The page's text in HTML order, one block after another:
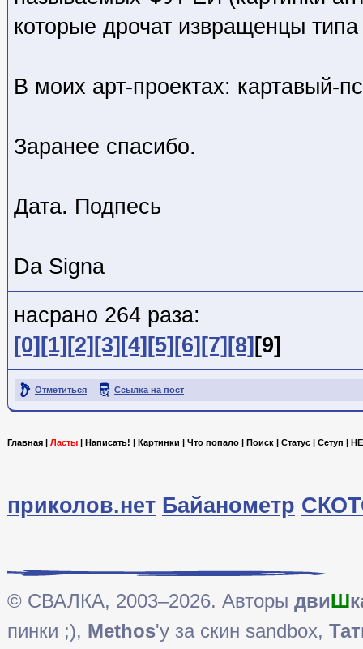
которые дрочат извращенцы
В моих арт-проектах: картавый-
Заранее спасибо.
Дата. Подпесь
Da Signa
насрано 264 раза:
[0] [1] [2] [3] [4] [5] [6] [7] [8] [9]
Отметиться Ссылка на пост
Главная | Ласты | Написать! | Картинки | Что попало | Поиск | Статус | Сетуп |
приколов.нет Байанометр
© СВАЛКА, 2003–2026. Авторы двиШ
пинки ;), Methos'у за скин sandbox,